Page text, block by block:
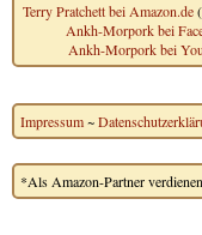
Terry Pratchett bei Amazon.de
Ankh-Morpork bei
Ankh-Morpork bei
Impressum~
*Als Amazon-Partner